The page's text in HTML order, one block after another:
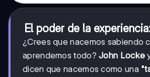
El poder de la
¿Crees que nacemos sabiendo
aprendemos todo?John Locke
dicen que nacemos como una